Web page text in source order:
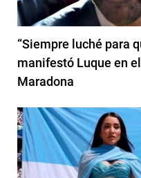
“Siempre luché para
manifestó Luque en
Maradona